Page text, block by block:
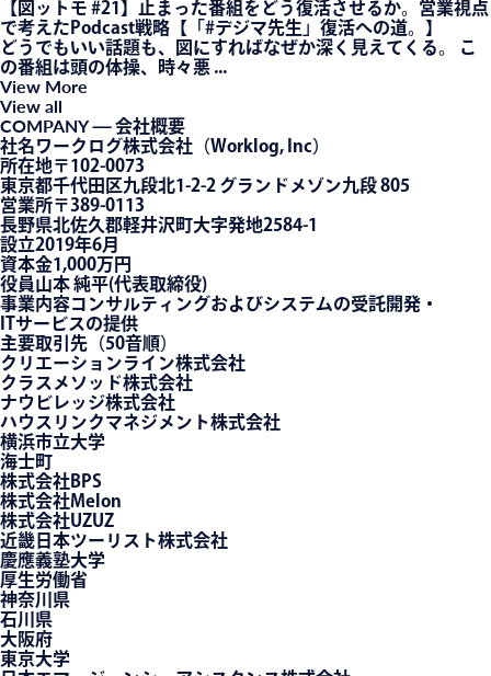
【図ットモ #21】止まった番組をどう復活させるか。営業視点
で考えたPodcast戦略【「#デジマ先生」復活への道。】
どうでもいい話題も、図にすればなぜか深く見えてくる。 こ
の番組は頭の体操、時々悪 ...
View More
View all
COMPANY— 会社概要
社名ワークログ株式会社（Worklog, Inc）
所在地〒102-0073
東京都千代田区九段北1-2-2 グランドメゾン九段 805
営業所〒389-0113
長野県北佐久郡軽井沢町大字発地2584-1
設立2019年6月
資本金1,000万円
役員山本 純平(代表取締役)
事業内容コンサルティングおよびシステムの受託開発・
ITサービスの提供
主要取引先（50音順）
クリエーションライン株式会社
クラスメソッド株式会社
ナウビレッジ株式会社
ハウスリンクマネジメント株式会社
横浜市立大学
海士町
株式会社BPS
株式会社Melon
株式会社UZUZ
近畿日本ツーリスト株式会社
慶應義塾大学
厚生労働省
神奈川県
石川県
大阪府
東京大学